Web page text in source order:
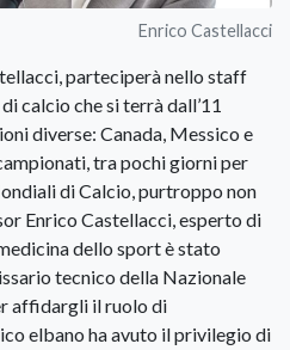
Enrico Castellacci
parteciperà nello staff
calcio che si terrà dall’11
diverse: Canada, Messico e
tra pochi giorni per
di Calcio, purtroppo non
Enrico Castellacci, esperto di
dello sport è stato
tecnico della Nazionale
affidargli il ruolo di
elbano ha avuto il privilegio di